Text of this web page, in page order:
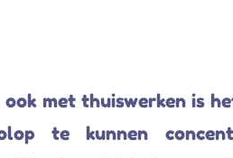
met thuiswerken is
te kunnen